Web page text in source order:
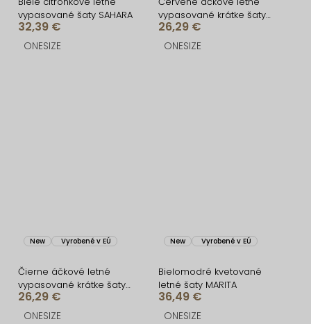
vypasované šaty SAHARA
32,39 €
ONESIZE
vypasované krátke šaty
BUMBLEE
26,29 €
ONESIZE
New Vyrobené v EÚ
Čierne áčkové letné
vypasované krátke šaty
BUMBLEE
26,29 €
ONESIZE
New Vyrobené v EÚ
Bielomodré kvetované
letné šaty MARITA
36,49 €
ONESIZE